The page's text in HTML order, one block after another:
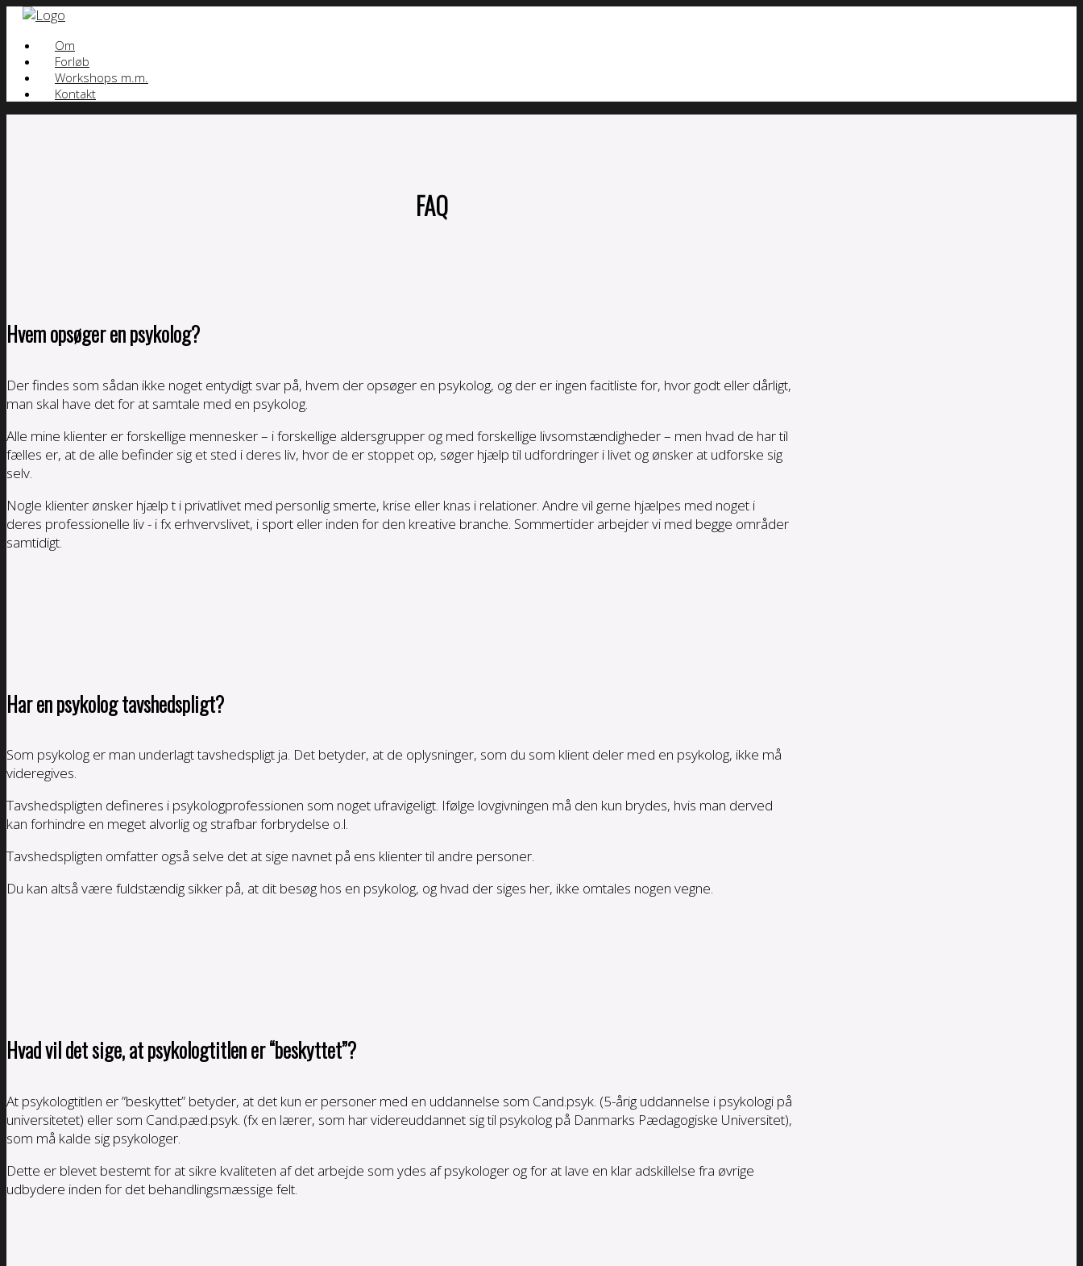
Skip
content
Om
Forløb
Workshops m.m.
Kontakt
FAQ
Hvem opsøger en psykolog?
Der findes som sådan ikke noget entydigt svar på, hvem der opsøger en psykolog, og der er ingen facitliste for, hvor godt eller dårligt,
man skal have det for at samtale med en psykolog.
Alle mine klienter er forskellige mennesker – i forskellige aldersgrupper og med forskellige livsomstændigheder – men hvad de har til
fælles er, at de alle befinder sig et sted i deres liv, hvor de er stoppet op, søger hjælp til udfordringer i livet og ønsker at udforske sig
selv.
Nogle klienter ønsker hjælp t i privatlivet med personlig smerte, krise eller knas i relationer. Andre vil gerne hjælpes med noget i
deres professionelle liv - i fx erhvervslivet, i sport eller inden for den kreative branche. Sommertider arbejder vi med begge områder
samtidigt.
Har en psykolog tavshedspligt?
Som psykolog er man underlagt tavshedspligt ja. Det betyder, at de oplysninger, som du som klient deler med en psykolog, ikke må
videregives.
Tavshedspligten defineres i psykologprofessionen som noget ufravigeligt. Ifølge lovgivningen må den kun brydes, hvis man derved
kan forhindre en meget alvorlig og strafbar forbrydelse o.l.
Tavshedspligten omfatter også selve det at sige navnet på ens klienter til andre personer.
Du kan altså være fuldstændig sikker på, at dit besøg hos en psykolog, og hvad der siges her, ikke omtales nogen vegne.
Hvad vil det sige, at psykologtitlen er “beskyttet”?
At psykologtitlen er ”beskyttet” betyder, at det kun er personer med en uddannelse som Cand.psyk. (5-årig uddannelse i psykologi på
universitetet) eller som Cand.pæd.psyk. (fx en lærer, som har videreuddannet sig til psykolog på Danmarks Pædagogiske Universitet),
som må kalde sig psykologer.
Dette er blevet bestemt for at sikre kvaliteten af det arbejde som ydes af psykologer og for at lave en klar adskillelse fra øvrige
udbydere inden for det behandlingsmæssige felt.